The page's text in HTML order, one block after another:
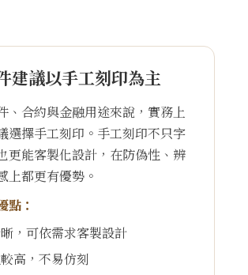
建議以手工刻印為主
、合約與金融用途來說，實務上
選擇手工刻印。手工刻印不只字
更能客製化設計，在防偽性、辨
上都更有優勢。
點：
，可依需求客製設計
高，不易仿刻